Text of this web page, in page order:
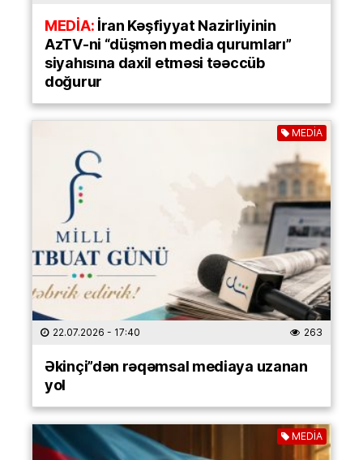
MEDİA:İran Kəşfiyyat Nazirliyinin
AzTV-ni “düşmən media qurumları”
siyahısına daxil etməsi təəccüb
doğurur
MEDİA
22.07.2026 - 17:40 263
Əkinçi”dən rəqəmsal mediaya uzanan
yol
MEDİA